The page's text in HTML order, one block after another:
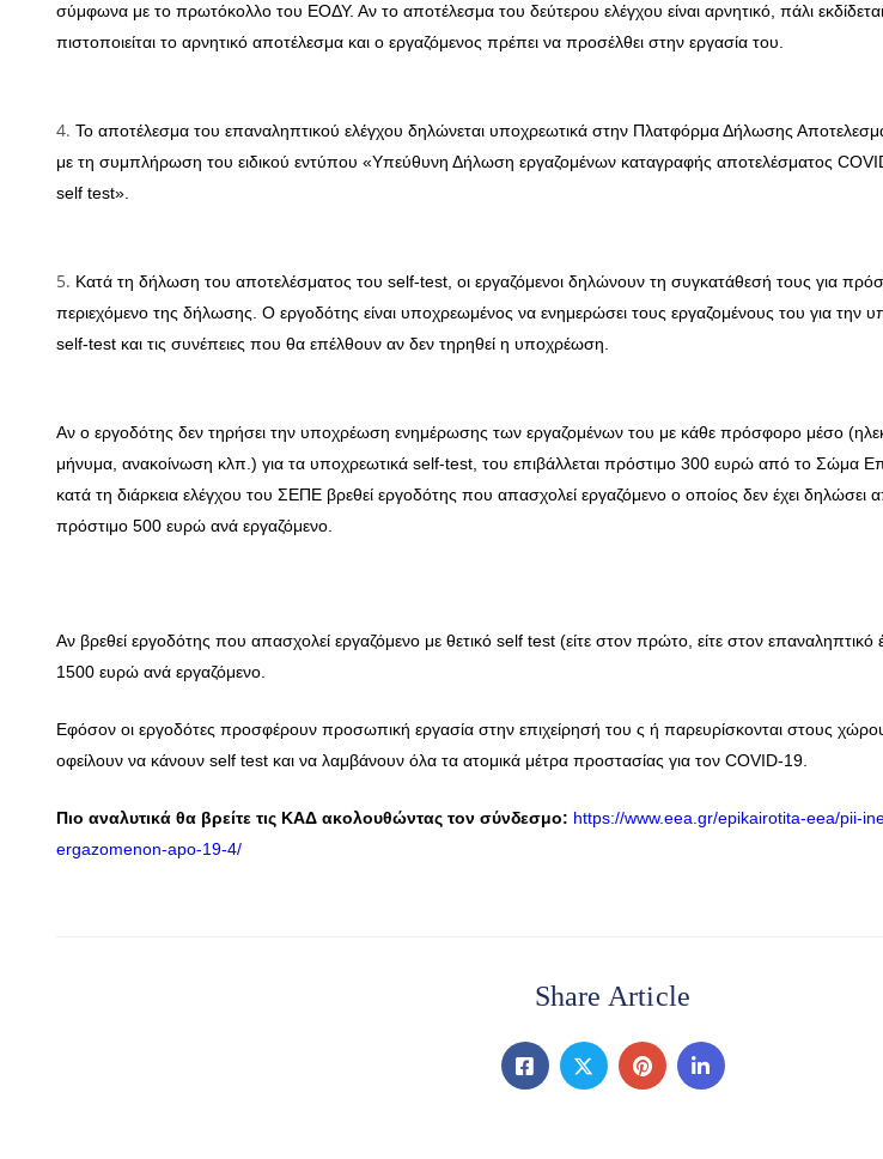
σύμφωνα με το πρωτόκολλο του ΕΟΔΥ. Αν το αποτέλεσμα του δεύτερου ελέγχου είναι αρνητικό, πάλι
πιστοποιείται το αρνητικό αποτέλεσμα και ο εργαζόμενος πρέπει να προσέλθει στην εργασία του.
Το αποτέλεσμα του επαναληπτικού ελέγχου δηλώνεται υποχρεωτικά στην Πλατφόρμα Δήλωσης
με τη συμπλήρωση του ειδικού εντύπου «Υπεύθυνη Δήλωση εργαζομένων καταγραφής αποτελέσματος
self test».
Κατά τη δήλωση του αποτελέσματος του self-test, οι εργαζόμενοι δηλώνουν τη συγκατάθεσή τους για
περιεχόμενο της δήλωσης. Ο εργοδότης είναι υποχρεωμένος να ενημερώσει τους εργαζομένους του για
self-test και τις συνέπειες που θα επέλθουν αν δεν τηρηθεί η υποχρέωση.
Αν ο εργοδότης δεν τηρήσει την υποχρέωση ενημέρωσης των εργαζομένων του με κάθε πρόσφορο μέσο
μήνυμα, ανακοίνωση κλπ.) για τα υποχρεωτικά self-test, του επιβάλλεται πρόστιμο 300 ευρώ από το Σώμα
κατά τη διάρκεια ελέγχου του ΣΕΠΕ βρεθεί εργοδότης που απασχολεί εργαζόμενο ο οποίος δεν έχει δηλώσει
πρόστιμο 500 ευρώ ανά εργαζόμενο.
Αν βρεθεί εργοδότης που απασχολεί εργαζόμενο με θετικό self test (είτε στον πρώτο, είτε στον επαναληπτικό
1500 ευρώ ανά εργαζόμενο.
Εφόσον οι εργοδότες προσφέρουν προσωπική εργασία στην επιχείρησή του ς ή παρευρίσκονται στους
οφείλουν να κάνουν self test και να λαμβάνουν όλα τα ατομικά μέτρα προστασίας για τον COVID-19.
Πιο αναλυτικά θα βρείτε τις ΚΑΔ ακολουθώντας τον σύνδεσμο: https://www.eea.gr/epikairotita-eea/pii-
ergazomenon-apo-19-4/
Share Article